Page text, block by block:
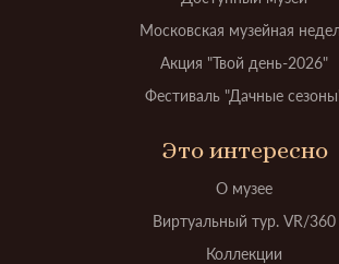
Московская музейная
Акция "Твой день-2026"
Фестиваль "Дачные
Это интересно
О музее
Виртуальный тур. VR/360
Коллекции